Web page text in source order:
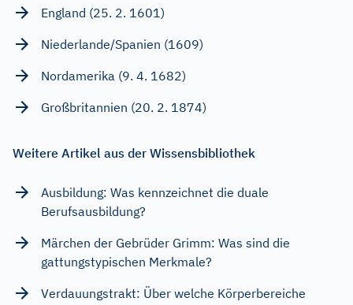
England (25. 2. 1601)
Niederlande/Spanien (1609)
Nordamerika (9. 4. 1682)
Großbritannien (20. 2. 1874)
Weitere Artikel aus der Wissensbibliothek
Ausbildung: Was kennzeichnet die duale
Berufsausbildung?
Märchen der Gebrüder Grimm: Was sind die
gattungstypischen Merkmale?
Verdauungstrakt: Über welche Körperbereiche